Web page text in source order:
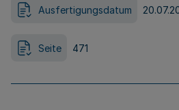
Ausfertigungsdatum
Seite 471